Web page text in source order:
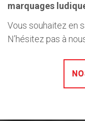
marquages
Vous souhaitez en
N’hésitez pas à